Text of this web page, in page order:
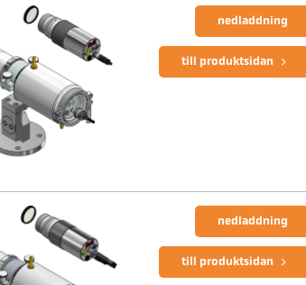
nedladdning
till produktsidan
nedladdning
till produktsidan